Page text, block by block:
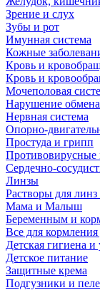
Зрение и слух
Зубы и рот
Имунная система
Кожные
Кровь и
Кровь и
Мочеполовая
Нарушение
Нервная система
Опорно-
Простуда и грипп
Противовирусные
Сердечно-
Линзы
Растворы для линз
Мама и Малыш
Беременным и
Все для кормления
Детская гигиена и
Детское питание
Защитные крема
Подгузники и